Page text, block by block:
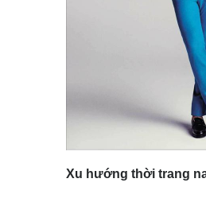
Xu hướng thời trang